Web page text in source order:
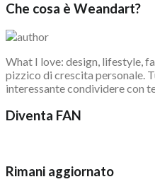
Che cosa è Weandart?
What I love: design, lifestyle,
pizzico di crescita personale.
interessante condividere con
Diventa FAN
Rimani aggiornato